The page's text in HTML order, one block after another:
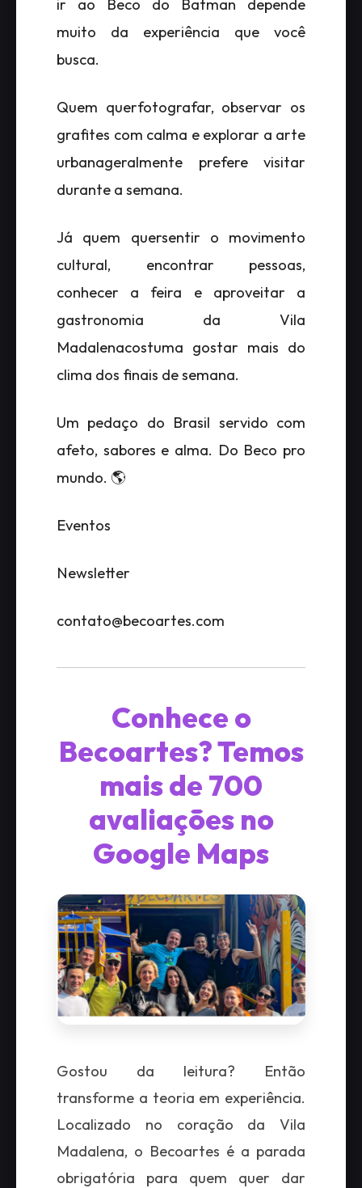
ir ao Beco do Batman depende
muito da experiência que você
busca.
Quem querfotografar, observar os
grafites com calma e explorar a arte
urbanageralmente prefere visitar
durante a semana.
Já quem quersentir o movimento
cultural, encontrar pessoas,
conhecer a feira e aproveitar a
gastronomia da Vila
Madalenacostuma gostar mais do
clima dos finais de semana.
Um pedaço do Brasil servido com
afeto, sabores e alma. Do Beco pro
mundo. 🌎
Eventos
Newsletter
contato@becoartes.com
Conhece o
Becoartes? Temos
mais de 700
avaliações no
Google Maps
Gostou da leitura? Então
transforme a teoria em experiência.
Localizado no coração da Vila
Madalena, o Becoartes é a parada
obrigatória para quem quer dar